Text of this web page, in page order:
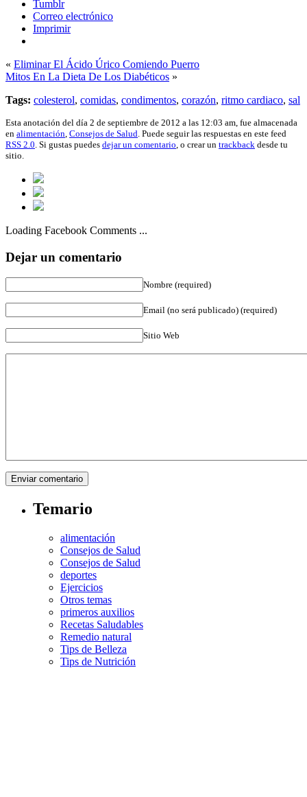
Tumblr
Correo electrónico
Imprimir
« Eliminar El Ácido Úrico Comiendo Puerro
Mitos En La Dieta De Los Diabéticos »
Tags: colesterol, comidas, condimentos, corazón, ritmo cardiaco, sal
Esta anotación del día 2 de septiembre de 2012 a las 12:03 am, fue almacenada
en alimentación Consejos de Salud . Puede seguir las respuestas en este feed
RSS 2.0 . Si gustas puedes dejar un comentario , o crear un trackback desde tu
sitio.
Loading Facebook Comments ...
Dejar un comentario
Nombre (required)
Email (no será publicado) (required)
Sitio Web
Temario
alimentación
Consejos de Salud
Consejos de Salud
deportes
Ejercicios
Otros temas
primeros auxilios
Recetas Saludables
Remedio natural
Tips de Belleza
Tips de Nutrición